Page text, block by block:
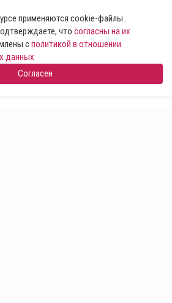
применяются cookie-файлы .
что согласны на их
сполитикой в отношении
данных
Согласен